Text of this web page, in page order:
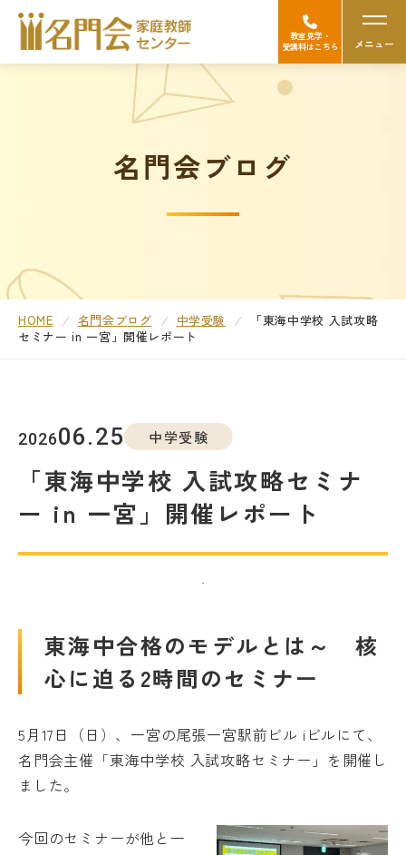
教室見学・
受講料はこちら メニュー
名門会の強み（選ばれる理由）
Googleの口コミを見る
高校受験/中高一貫対策
大学受験
対策講座・特別コース
受講までの流れ 教室を探す
会社概要プライバシーポリシー
リソー教育グループについて
名門会 公式SNS
名門会ブログ
HOME 名門会ブログ 中学受験
「東海中学校 入試攻略
セミナー in 一宮」開催レポート
202606.25 中学受験
「東海中学校 入試攻略セミナ
ー in 一宮」開催レポート
東海中合格のモデルとは～ 核
心に迫る2時間のセミナー
5月17日（日）、一宮の尾張一宮駅前ビル iビルにて、
名門会主催「東海中学校 入試攻略セミナー」を開催し
ました。
今回のセミナーが他と一